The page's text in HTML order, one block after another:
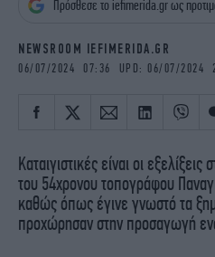
iBOOKS
MEDIA
NEWSLETTER
Πρόσθεσε το iefimerida.gr ως
NEWSROOM IEFIMERIDA.GR
06/07/2024 07:36 UPD: 06/07/2024
Καταιγιστικές είναι οι
του 54χρονου τοπογράφου
καθώς όπως έγινε γνωστό τα
προχώρησαν στην προσαγωγή